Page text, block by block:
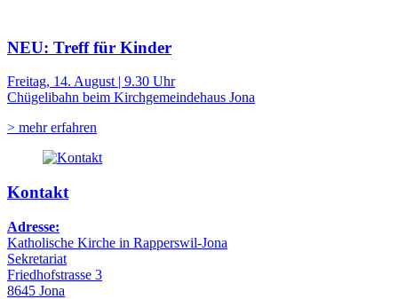
NEU: Treff für Kinder
Freitag, 14. August | 9.30 Uhr
Chügelibahn beim Kirchgemeindehaus Jona
> mehr erfahren
Kontakt
Adresse:
Katholische Kirche in Rapperswil-Jona
Sekretariat
Friedhofstrasse 3
8645 Jona